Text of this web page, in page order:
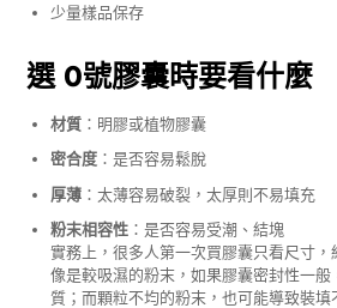
少量樣品保存
選 0號膠囊時要看什麼
材質：明膠或植物膠囊
密合度：是否容易鬆脫
厚薄：太薄容易破裂，太厚則不易填充
粉末相容性：是否容易受潮、結塊
實務上，很多人第一次買膠囊只看尺寸，
像是較吸濕的粉末，如果膠囊密封性一
質；而顆粒不均的粉末，也可能導致裝